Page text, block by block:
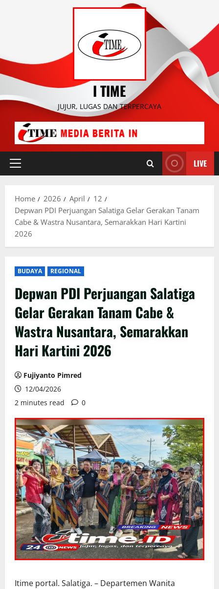
I TIME
JUJUR, LUGAS DAN TERPERCAYA
Primary
LIVE
Home 2026 April
12
Depwan PDI Perjuangan Salatiga Gelar Gerakan Tanam
Cabe & Wastra Nusantara, Semarakkan Hari Kartini
2026
BUDAYA REGIONAL
Depwan PDI Perjuangan Salatiga
Gelar Gerakan Tanam Cabe &
Wastra Nusantara, Semarakkan
Hari Kartini 2026
Fujiyanto Pimred
12/04/2026
2 minutes read
0
Itime portal. Salatiga. – Departemen Wanita